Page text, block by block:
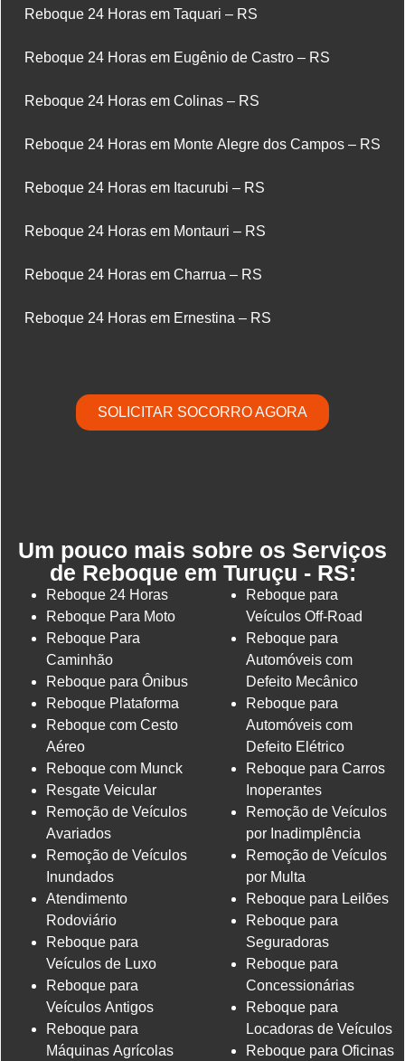
Reboque 24 Horas em Taquari – RS
Reboque 24 Horas em Eugênio de Castro – RS
Reboque 24 Horas em Colinas – RS
Reboque 24 Horas em Monte Alegre dos Campos – RS
Reboque 24 Horas em Itacurubi – RS
Reboque 24 Horas em Montauri – RS
Reboque 24 Horas em Charrua – RS
Reboque 24 Horas em Ernestina – RS
SOLICITAR SOCORRO AGORA
Um pouco mais sobre os Serviços
de Reboque em Turuçu - RS:
Reboque 24 Horas
Reboque Para Moto
Reboque Para
Caminhão
Reboque para Ônibus
Reboque Plataforma
Reboque com Cesto
Aéreo
Reboque com Munck
Resgate Veicular
Remoção de Veículos
Avariados
Remoção de Veículos
Inundados
Atendimento
Rodoviário
Reboque para
Veículos de Luxo
Reboque para
Veículos Antigos
Reboque para
Máquinas Agrícolas
Reboque para
Veículos Off-Road
Reboque para
Automóveis com
Defeito Mecânico
Reboque para
Automóveis com
Defeito Elétrico
Reboque para Carros
Inoperantes
Remoção de Veículos
por Inadimplência
Remoção de Veículos
por Multa
Reboque para Leilões
Reboque para
Seguradoras
Reboque para
Concessionárias
Reboque para
Locadoras de Veículos
Reboque para Oficinas